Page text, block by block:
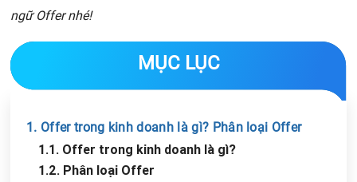
ngữ Offer nhé!
MỤC LỤC
1. Offer trong kinh doanh là gì? Phân loại Offer
1.1. Offer trong kinh doanh là gì?
1.2. Phân loại Offer